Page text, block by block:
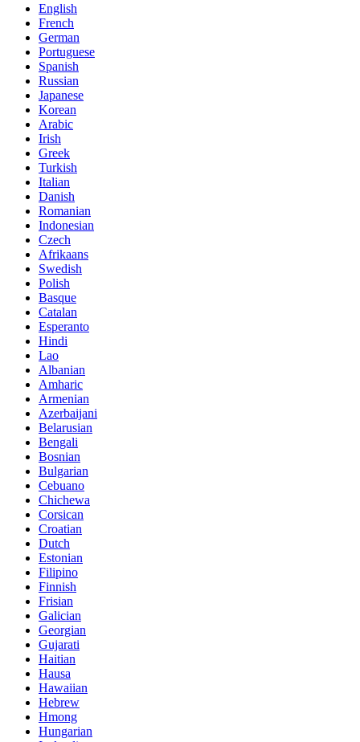
English
French
German
Portuguese
Spanish
Russian
Japanese
Korean
Arabic
Irish
Greek
Turkish
Italian
Danish
Romanian
Indonesian
Czech
Afrikaans
Swedish
Polish
Basque
Catalan
Esperanto
Hindi
Lao
Albanian
Amharic
Armenian
Azerbaijani
Belarusian
Bengali
Bosnian
Bulgarian
Cebuano
Chichewa
Corsican
Croatian
Dutch
Estonian
Filipino
Finnish
Frisian
Galician
Georgian
Gujarati
Haitian
Hausa
Hawaiian
Hebrew
Hmong
Hungarian